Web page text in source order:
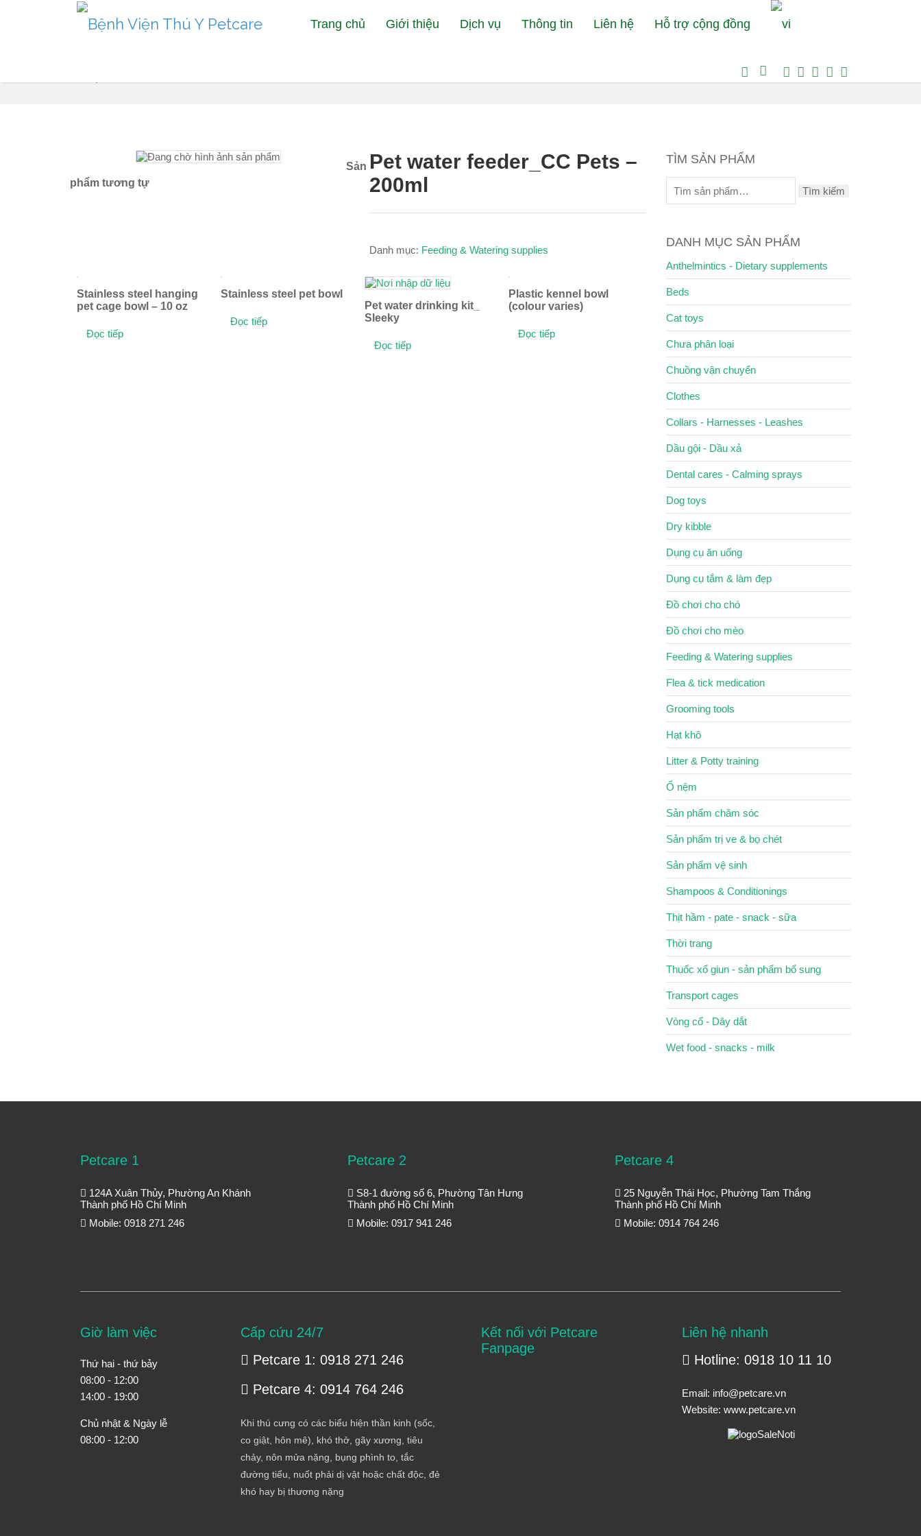
Trang chủ Giới thiệu Dịch vụ Thông tin Liên hệ Hỗ trợ cộng đồng
Pet water feeder_CC Pets – 200ml
Pet water feeder_CC Pets –
200ml
Danh mục: Feeding & Watering supplies
Sản
phẩm tương tự
Stainless steel hanging
pet cage bowl – 10 oz
Đọc tiếp
Stainless steel pet bowl
Đọc tiếp
Pet water drinking kit_
Sleeky
Đọc tiếp
Plastic kennel bowl
(colour varies)
Đọc tiếp
TÌM SẢN PHẨM
Tìm kiếm
DANH MỤC SẢN PHẨM
Anthelmintics - Dietary supplements
Beds
Cat toys
Chưa phân loại
Chuồng vận chuyển
Clothes
Collars - Harnesses - Leashes
Dầu gội - Dầu xả
Dental cares - Calming sprays
Dog toys
Dry kibble
Dụng cụ ăn uống
Dụng cụ tắm & làm đẹp
Đồ chơi cho chó
Đồ chơi cho mèo
Feeding & Watering supplies
Flea & tick medication
Grooming tools
Hạt khô
Litter & Potty training
Ổ nệm
Sản phẩm chăm sóc
Sản phẩm trị ve & bọ chét
Sản phẩm vệ sinh
Shampoos & Conditionings
Thịt hầm - pate - snack - sữa
Thời trang
Thuốc xổ giun - sản phẩm bổ sung
Transport cages
Vòng cổ - Dây dắt
Wet food - snacks - milk
Petcare 1
124A Xuân Thủy, Phường An Khánh
Thành phố Hồ Chí Minh
Mobile: 0918 271 246
Petcare 2
S8-1 đường số 6, Phường Tân Hưng
Thành phố Hồ Chí Minh
Mobile: 0917 941 246
Petcare 4
25 Nguyễn Thái Học, Phường Tam Thắng
Thành phố Hồ Chí Minh
Mobile: 0914 764 246
Giờ làm việc
Thứ hai - thứ bảy
08:00 - 12:00
14:00 - 19:00
Chủ nhật & Ngày lễ
08:00 - 12:00
Cấp cứu 24/7
Petcare 1: 0918 271 246
Petcare 4: 0914 764 246
Khi thú cưng có các biểu hiện thần kinh (sốc,
co giật, hôn mê), khó thở, gãy xương, tiêu
chảy, nôn mửa nặng, bụng phình to, tắc
đường tiểu, nuốt phải dị vật hoặc chất độc, đẻ
khó hay bị thương nặng
Kết nối với Petcare
Fanpage
Liên hệ nhanh
Hotline: 0918 10 11 10
Email: info@petcare.vn
Website: www.petcare.vn